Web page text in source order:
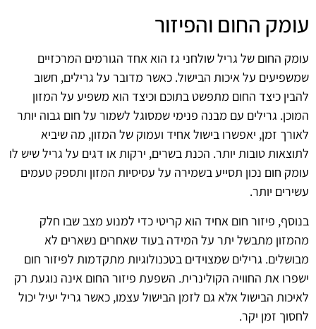
עומק החום והפיזור
עומק החום של גריל שולחני גז הוא אחד הגורמים המרכזיים
שמשפיעים על איכות הבישול. כאשר מדובר על גרילים, חשוב
להבין כיצד החום מתפשט בתוכם וכיצד הוא משפיע על המזון
המוכן. גרילים עם מבנה פנימי שמסוגל לשמור על חום גבוה יותר
לאורך זמן, יאפשרו בישול אחיד ועמוק של המזון, מה שיביא
לתוצאות טובות יותר. הכנת בשרים, ירקות או דגים על גריל שיש לו
עומק חום נכון תסייע בשמירה על עסיסיות המזון ותספק טעמים
עשירים יותר.
בנוסף, פיזור חום אחיד הוא קריטי כדי למנוע מצב שבו חלק
מהמזון מתבשל יתר על המידה בעוד שאחרים נשארים לא
מבושלים. גרילים שמצוידים בטכנולוגיות מתקדמות לפיזור חום
ישפרו את החוויה הקולינרית. השפעת פיזור החום אינה נוגעת רק
לאיכות הבישול אלא גם לזמן הבישול עצמו, כאשר גריל יעיל יכול
לחסוך זמן יקר.